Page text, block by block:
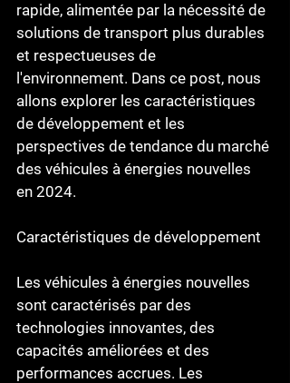
rapide, alimentée par la nécessité de
solutions de transport plus durables
et respectueuses de
l'environnement. Dans ce post, nous
allons explorer les caractéristiques
de développement et les
perspectives de tendance du marché
des véhicules à énergies nouvelles
en 2024.
Caractéristiques de développement
Les véhicules à énergies nouvelles
sont caractérisés par des
technologies innovantes, des
capacités améliorées et des
performances accrues. Les